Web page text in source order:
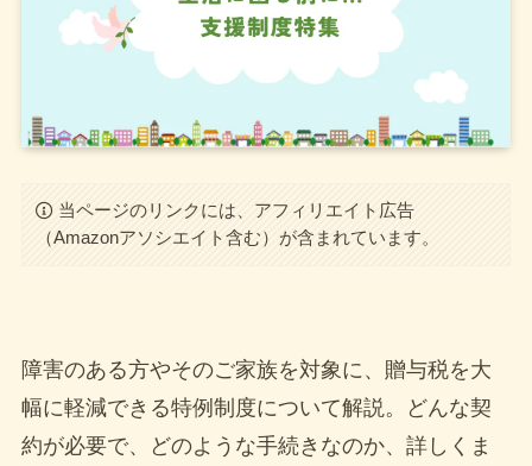
検索
人気記事
仙台市のお隣に位置する名取市は、
都市の利便性と豊かな自然環境が調
和した、子育...
2025年4月5日
当ページのリンクには、アフィリエイト広告
（Amazonアソシエイト含む）が含まれています。
障害のある方やそのご家族を対象に、贈与税を大
幅に軽減できる特例制度について解説。どんな契
約が必要で、どのような手続きなのか、詳しくま